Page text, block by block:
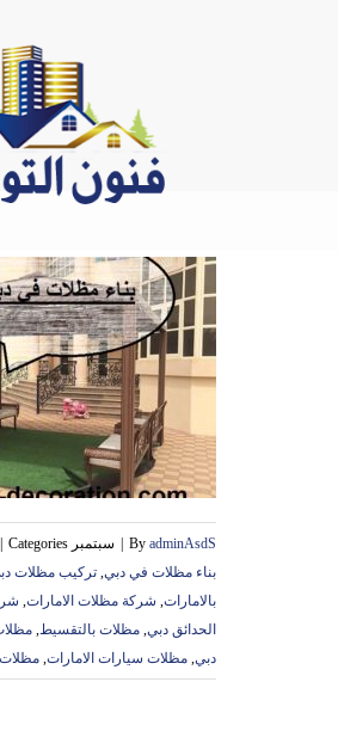
By adminAsdS سبتمبر 21st, 2021 Categories:
بناء مظلات في دبي, تركيب مظلات
بالامارات, شركة مظلات الامارات,
الحدائق دبي, مظلات بالتقسيط,
دبي, مظلات سيارات الامارات,